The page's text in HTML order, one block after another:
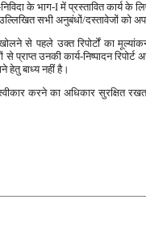
के भाग-I में प्रस्तावित कार्य
सभी अनुबंधों/दस्तावेजों को
से पहले उक्त रिपोर्टों का
उनकी कार्य-निष्पादन रिपोर्ट
बाध्य नहीं है।
करने का अधिकार सुरक्षित